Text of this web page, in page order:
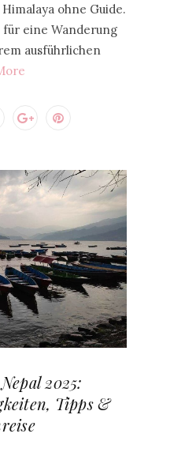
ohne Guide.
für eine Wanderung
ausführlichen
2025:
Tipps &